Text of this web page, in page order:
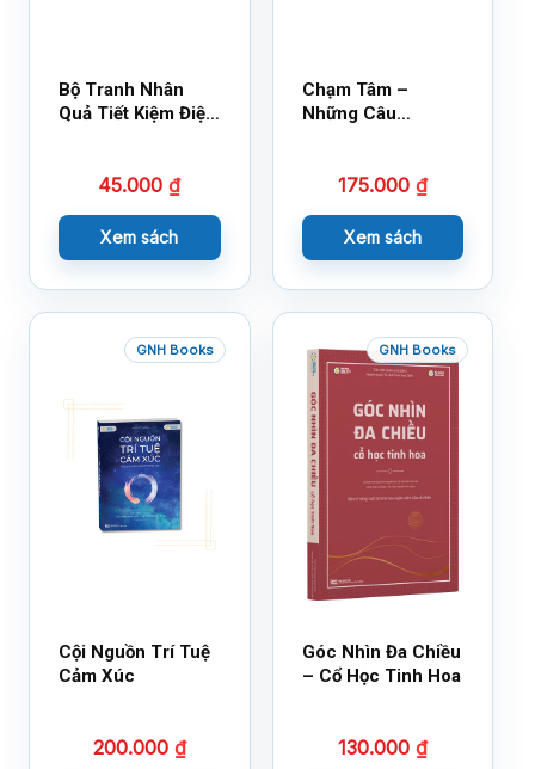
Bộ Tranh Nhân
Quả Tiết Kiệm Điện
45.000₫
Xem sách
Chạm Tâm –
Những Câu
175.000 ₫
Xem sách
GNH Books
Cội Nguồn Trí Tuệ
Cảm Xúc
200.000 ₫
GNH Books
Góc Nhìn Đa Chiều
– Cổ Học Tinh Hoa
130.000 ₫